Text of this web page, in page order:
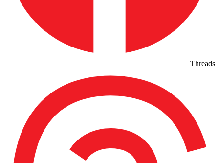
Threads